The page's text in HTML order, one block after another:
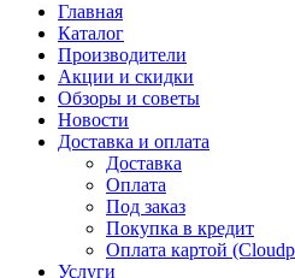
Главная
Каталог
Производители
Акции и скидки
Обзоры и советы
Новости
Доставка и оплата
Доставка
Оплата
Под заказ
Покупка в кредит
Оплата картой
Услуги